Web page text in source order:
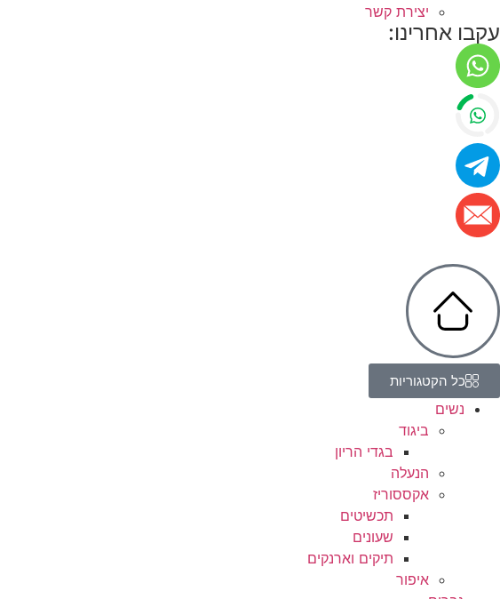
יצירת קשר
עקבו אחרינו:
כל הקטגוריות
נשים
ביגוד
בגדי הריון
הנעלה
אקססוריז
תכשיטים
שעונים
תיקים וארנקים
איפור